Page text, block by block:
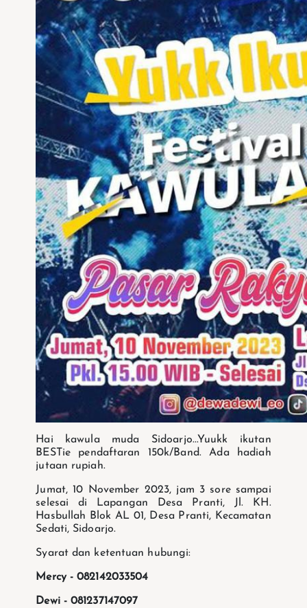
Hai kawula muda Sidoarjo...Yuukk ikutan
BESTie pendaftaran 150k/Band. Ada hadiah
jutaan rupiah.
Jumat, 10 November 2023, jam 3 sore sampai
selesai di Lapangan Desa Pranti, Jl. KH.
Hasbullah Blok AL 01, Desa Pranti, Kecamatan
Sedati, Sidoarjo.
Syarat dan ketentuan hubungi:
Mercy - 082142033504
Dewi - 081237147097